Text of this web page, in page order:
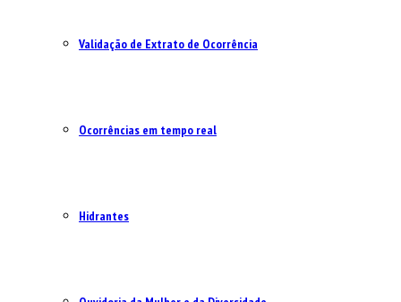
Validação de Extrato de Ocorrência
Ocorrências em tempo real
Hidrantes